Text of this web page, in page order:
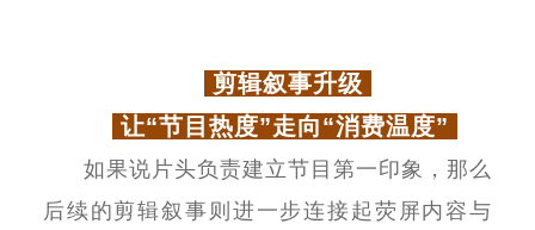
剪辑叙事升级
让“节目热度”走向“消费温度”
如果说片头负责建立节目第一印象，那么
后续的剪辑叙事则进一步连接起荧屏内容与